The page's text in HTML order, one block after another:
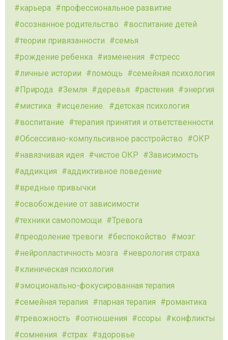
карьера
профессиональное развитие
осознанное родительство
воспитание детей
теории привязанности
семья
рождение ребенка
изменения
стресс
личные истории
помощь
семейная психология
Природа
Земля деревья растения
энергия
мистика
исцеление.
детская психология
воспитание
терапия принятия и ответственности
Обсессивно-компульсивное расстройство
ОКР
навязчивая идея
чистое ОКР
Зависимость
аддикция
аддиктивное поведение
вредные привычки
освобождение от зависимости
техники самопомощи
Тревога
преодоление тревоги
беспокойство
мозг
нейропластичность мозга
неврология страха
клиническая психология
эмоционально-фокусированная терапия
семейная терапия
парная терапия
романтика
тревожность
оотношения ссоры
конфликты
сомнения
страх
здоровье